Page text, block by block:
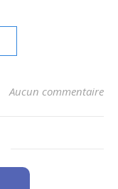
Aucun commentaire